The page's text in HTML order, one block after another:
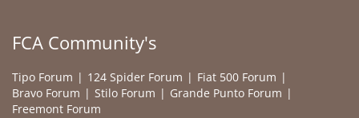
FCA Community's
Tipo Forum 124 Spider Forum
Fiat 500 Forum
Bravo Forum
Stilo Forum
Grande Punto Forum
Freemont Forum